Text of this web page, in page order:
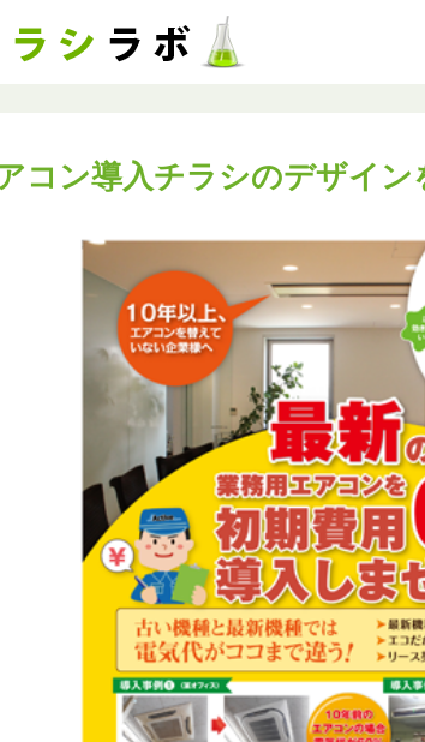
コン導入チラシのデザイン